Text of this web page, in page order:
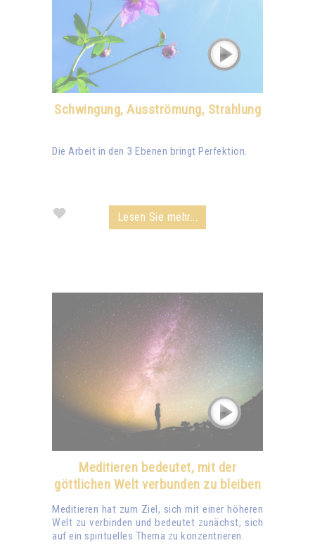
Schwingung, Ausströmung, Strahlung
Die Arbeit in den 3 Ebenen bringt Perfektion.
Lesen Sie mehr...
Meditieren bedeutet, mit der
göttlichen Welt verbunden zu bleiben
Meditieren hat zum Ziel, sich mit einer höheren
Welt zu verbinden und bedeutet zunächst, sich
auf ein spirituelles Thema zu konzentrieren.